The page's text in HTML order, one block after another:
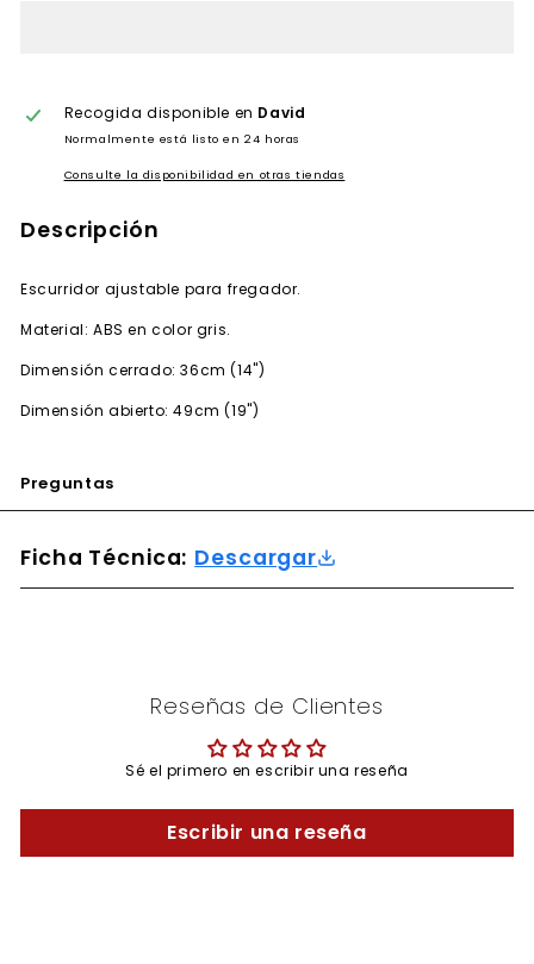
Recogida disponible en David
Normalmente está listo en 24 horas
Consulte la disponibilidad en otras tiendas
Descripción
Escurridor ajustable para fregador.
Material: ABS en color gris.
Dimensión cerrado: 36cm (14")
Dimensión abierto: 49cm (19")
Preguntas
Ficha Técnica: Descargar
Reseñas de Clientes
Sé el primero en escribir una reseña
Escribir una reseña